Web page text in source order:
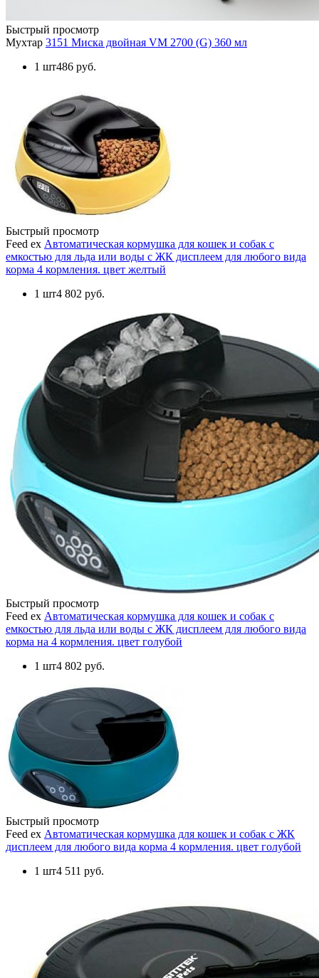
Быстрый просмотр
Мухтар 3151 Миска двойная VM 2700 (G) 360 мл
1 шт486 руб.
Быстрый просмотр
Feed ex Автоматическая кормушка для кошек и собак с
емкостью для льда или воды с ЖК дисплеем для любого вида
корма 4 кормления. цвет желтый
1 шт4 802 руб.
Быстрый просмотр
Feed ex Автоматическая кормушка для кошек и собак с
емкостью для льда или воды с ЖК дисплеем для любого вида
корма на 4 кормления. цвет голубой
1 шт4 802 руб.
Быстрый просмотр
Feed ex Автоматическая кормушка для кошек и собак с ЖК
дисплеем для любого вида корма 4 кормления. цвет голубой
1 шт4 511 руб.